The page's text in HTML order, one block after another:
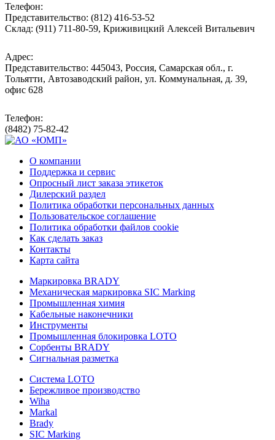
Телефон:
Представительство: (812) 416-53-52
Склад: (911) 711-80-59, Криживицкий Алексей Витальевич
Адрес:
Представительство: 445043, Россия, Самарская обл., г.
Тольятти, Автозаводский район, ул. Коммунальная, д. 39,
офис 628
Телефон:
(8482) 75-82-42
О компании
Поддержка и сервис
Опросный лист заказа этикеток
Дилерский раздел
Политика обработки персональных данных
Пользовательское соглашение
Политика обработки файлов cookie
Как сделать заказ
Контакты
Карта сайта
Маркировка BRADY
Механическая маркировка SIC Marking
Промышленная химия
Кабельные наконечники
Инструменты
Промышленная блокировка LOTO
Сорбенты BRADY
Сигнальная разметка
Система LOTO
Бережливое производство
Wiha
Markal
Brady
SIC Marking